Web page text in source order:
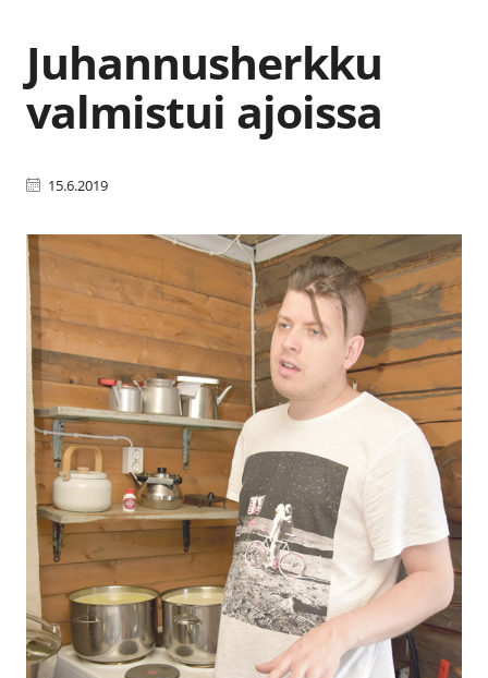
Juhannusherkku
valmistui ajoissa
15.6.2019